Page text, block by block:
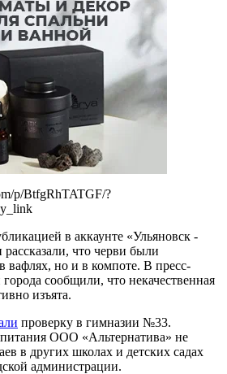
p/BtfgRhTATGF/?
в аккаунте «Ульяновск -
что черви были
вафлях, но и в компоте. В пресс-
сообщили, что некачественная
изъята.
проверку в гимназии №33.
ООО «Альтернатива» не
в других школах и детских садах
администрации.